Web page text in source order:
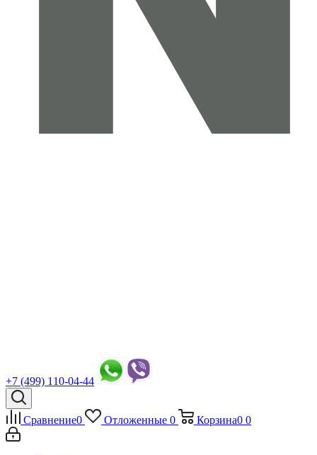
+7 (499) 110-04-44
Сравнение0 Отложенные 0 Корзина0 0